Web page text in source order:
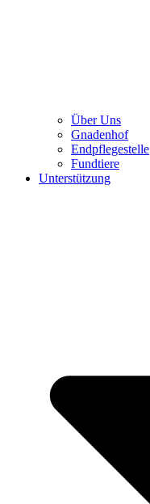
Über Uns
Gnadenhof
Endpflegestelle
Fundtiere
Unterstützung